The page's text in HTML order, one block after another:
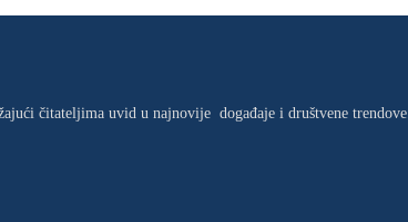
čitateljima uvid u najnovije događaje i društvene trendove.